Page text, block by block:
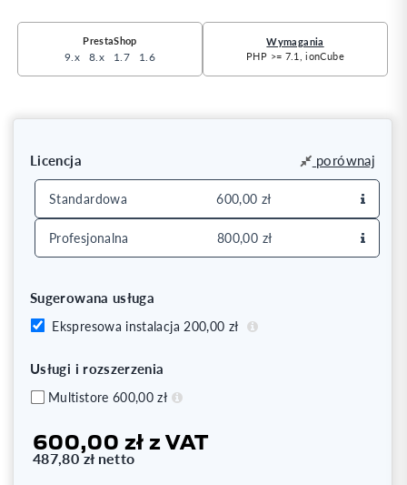
PrestaShop
9.x 8.x 1.7 1.6
Wymagania
PHP >= 7.1, ionCube
Licencja porównaj
Standardowa 600,00 zł
Profesjonalna 800,00 zł
Dożywotnia Licencja Standardowa dla jednego sklepu.
Porównanie licencji znajduje się w opisie poniżej.
Porównanie licencji znajduje się w opisie poniżej.
Sugerowana usługa
Ekspresowa instalacja 200,00 zł
Usługi i rozszerzenia
Multistore 600,00 zł
600,00 złz VAT
487,80 zł netto